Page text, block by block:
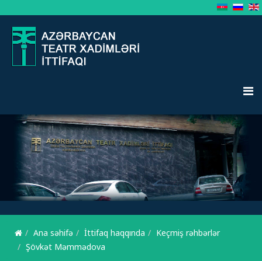
Ana səhifə İttifaq haqqında
Keçmiş rəhbərlər
Şövkət Məmmədova